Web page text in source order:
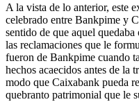
A la vista de lo anterior, este
celebrado entre Bankpime y
sentido de que aquel
las reclamaciones que le
fueron de Bankpime cuando
hechos acaecidos antes de la
modo que Caixabank pueda
quebranto patrimonial que le